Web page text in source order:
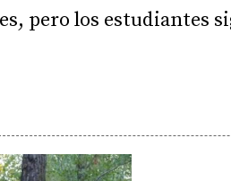
pero los estudiantes